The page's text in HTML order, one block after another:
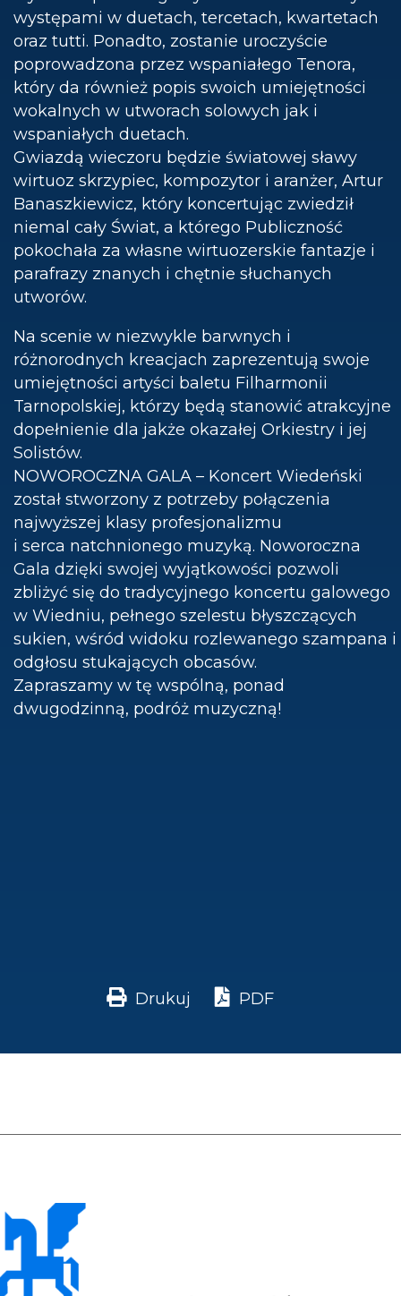
występami w duetach, tercetach, kwartetach
oraz tutti. Ponadto, zostanie uroczyście
poprowadzona przez wspaniałego Tenora,
który da również popis swoich umiejętności
wokalnych w utworach solowych jak i
wspaniałych duetach.
Gwiazdą wieczoru będzie światowej sławy
wirtuoz skrzypiec, kompozytor i aranżer, Artur
Banaszkiewicz, który koncertując zwiedził
niemal cały Świat, a którego Publiczność
pokochała za własne wirtuozerskie fantazje i
parafrazy znanych i chętnie słuchanych
utworów.
Na scenie w niezwykle barwnych i
różnorodnych kreacjach zaprezentują swoje
umiejętności artyści baletu Filharmonii
Tarnopolskiej, którzy będą stanowić atrakcyjne
dopełnienie dla jakże okazałej Orkiestry i jej
Solistów.
NOWOROCZNA GALA – Koncert Wiedeński
został stworzony z potrzeby połączenia
najwyższej klasy profesjonalizmu
i serca natchnionego muzyką. Noworoczna
Gala dzięki swojej wyjątkowości pozwoli
zbliżyć się do tradycyjnego koncertu galowego
w Wiedniu, pełnego szelestu błyszczących
sukien, wśród widoku rozlewanego szampana i
odgłosu stukających obcasów.
Zapraszamy w tę wspólną, ponad
dwugodzinną, podróż muzyczną!
Drukuj PDF